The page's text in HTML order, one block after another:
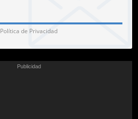
Política de Privacidad